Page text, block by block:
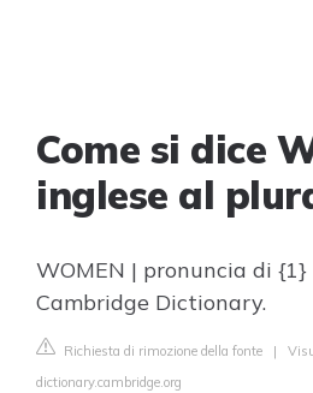
Come si dice
inglese al
WOMEN | pronuncia di
Cambridge Dictionary.
Richiesta di rimozione della fonte |
dictionary.cambridge.org